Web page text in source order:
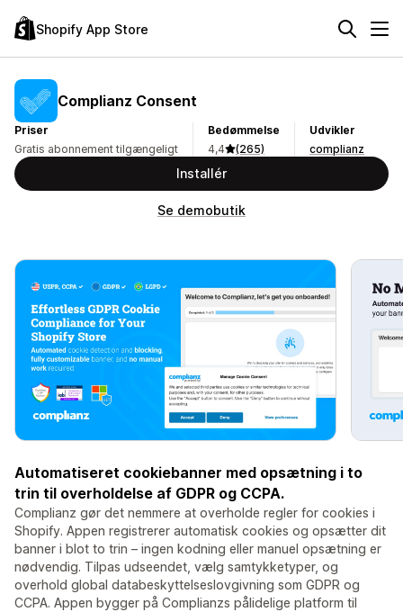
Shopify App Store
Complianz Consent
Priser
Gratis abonnement tilgængeligt
Bedømmelse
4,4
(265)
Udvikler
complianz
Installér
Se demobutik
Automatiseret cookiebanner med opsætning i to
trin til overholdelse af GDPR og CCPA.
Complianz gør det nemmere at overholde regler for cookies i
Shopify. Appen registrerer automatisk cookies og opsætter dit
banner i blot to trin – ingen kodning eller manuel opsætning er
nødvendig. Tilpas udseendet, vælg samtykketyper, og
overhold global databeskyttelseslovgivning som GDPR og
CCPA. Appen bygger på Complianzs pålidelige platform til